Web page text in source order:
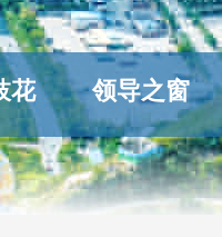
花 领导之窗